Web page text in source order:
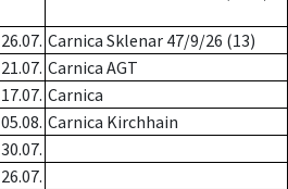
26.07. Carnica Sklenar 47/9/26 (13)
21.07. Carnica AGT
17.07. Carnica
05.08. Carnica Kirchhain
30.07.
26.07.